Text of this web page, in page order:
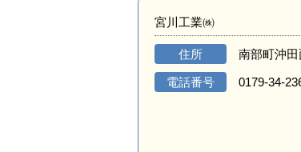
宮川工業㈱
住所 南部町沖
電話番号 0179-34-